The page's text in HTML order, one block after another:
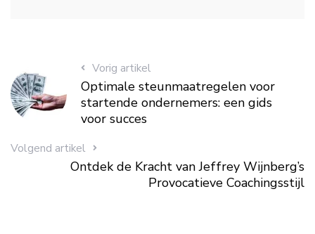
Vorig artikel
Optimale steunmaatregelen voor
startende ondernemers: een gids
voor succes
Volgend artikel
Ontdek de Kracht van Jeffrey Wijnberg’s
Provocatieve Coachingsstijl